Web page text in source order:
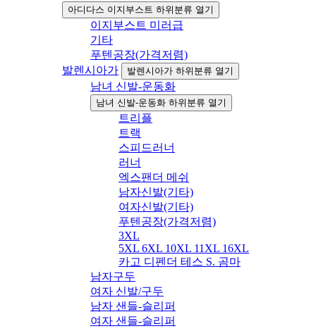
아디다스 이지부스트 하위분류 열기
이지부스트 미러급
기타
푸텐공장(가격저렴)
발렌시아가
발렌시아가 하위분류 열기
남녀 신발-운동화
남녀 신발-운동화 하위분류 열기
트리플
트랙
스피드러너
러너
엑스팬더 메쉬
남자신발(기타)
여자신발(기타)
푸텐공장(가격저렴)
3XL
5XL 6XL 10XL 11XL 16XL
카고 디펜더 테스 S. 곰마
남자구두
여자 신발/구두
남자 샌들-슬리퍼
여자 샌들-슬리퍼